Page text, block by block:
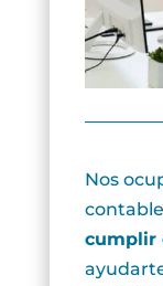
Nos
cumplir